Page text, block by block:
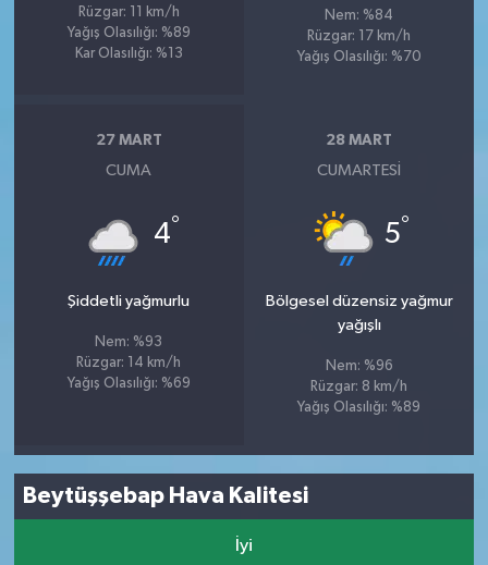
Rüzgar: 11 km/h
Yağış Olasılığı: %89
Kar Olasılığı: %13
Nem: %84
Rüzgar: 17 km/h
Yağış Olasılığı: %70
27 MART
CUMA
4°
Şiddetli yağmurlu
Nem: %93
Rüzgar: 14 km/h
Yağış Olasılığı: %69
28 MART
CUMARTESI
5°
Bölgesel düzensiz yağmur
yağışlı
Nem: %96
Rüzgar: 8 km/h
Yağış Olasılığı: %89
Beytüşşebap Hava Kalitesi
İyi